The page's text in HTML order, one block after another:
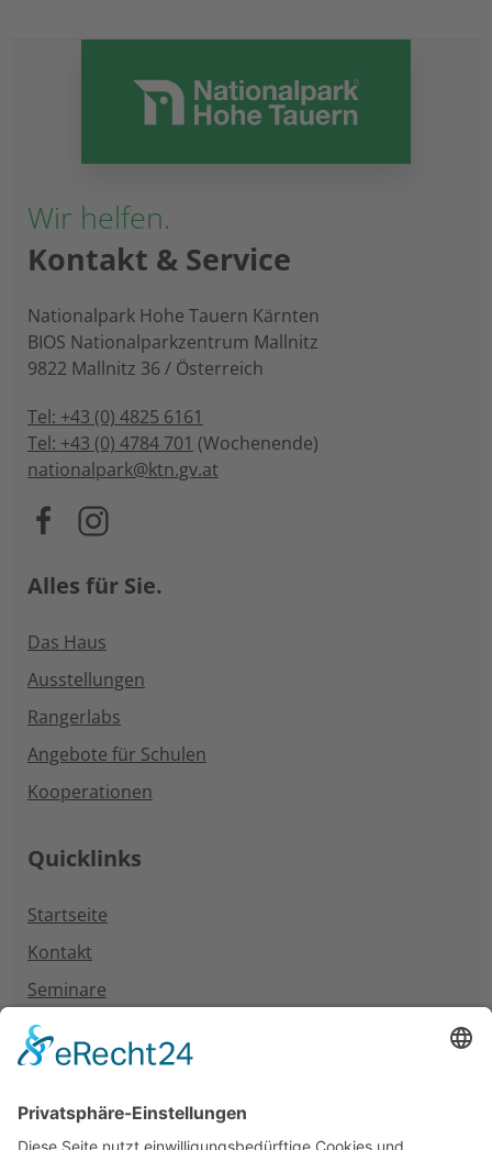
Wir helfen.
Kontakt & Service
Nationalpark Hohe Tauern Kärnten
BIOS Nationalparkzentrum Mallnitz
9822 Mallnitz 36 / Österreich
Tel: +43 (0) 4825 6161
Tel: +43 (0) 4784 701 (Wochenende)
nationalpark@ktn.gv.at
Alles für Sie.
Das Haus
Ausstellungen
Rangerlabs
Angebote für Schulen
Kooperationen
Quicklinks
Startseite
Kontakt
Seminare
Neuigkeiten
Unterstützung
Information